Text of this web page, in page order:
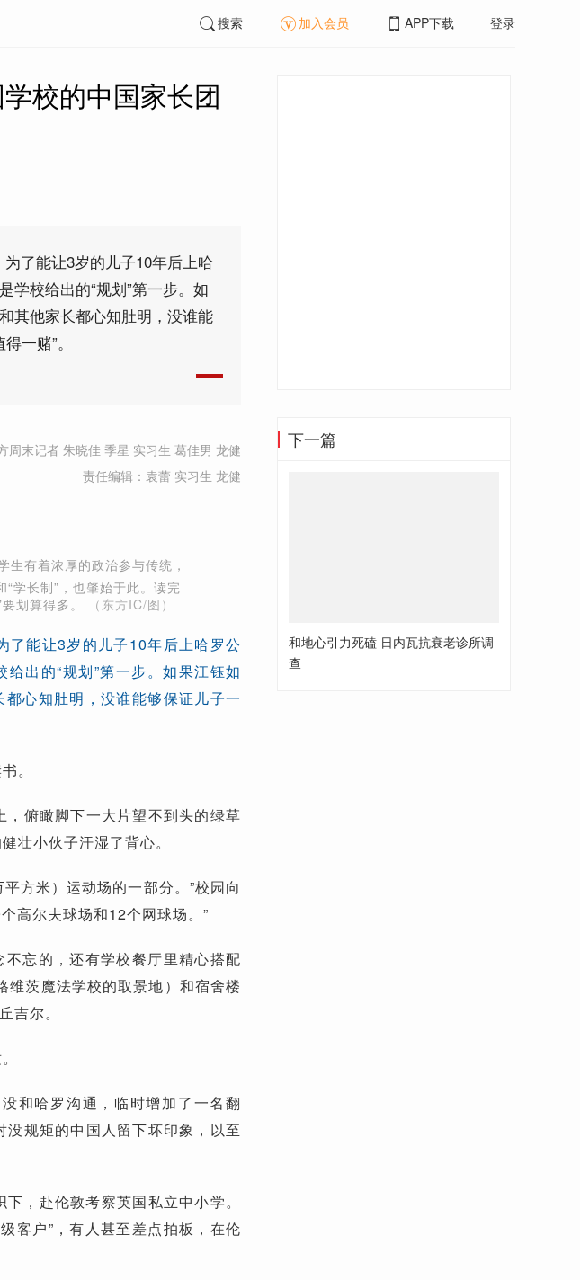
搜索 加入会员 APP下载 登录
校的中国家长团
了能让3岁的儿子10年后上哈
校给出的“规划”第一步。如
其他家长都心知肚明，没谁能
一赌”。
周末记者 朱晓佳 季星 实习生 葛佳男 龙健
责任编辑：袁蕾 实习生 龙健
有着浓厚的政治参与传统，
学长制”，也肇始于此。读完
划算得多。
（东方IC/图）
了能让3岁的儿子10年后上哈罗公
出的“规划”第一步。如果江钰如
心知肚明，没谁能够保证儿子一
。
俯瞰脚下一大片望不到头的绿草
小伙子汗湿了背心。
方米）运动场的一部分。”校园向
高尔夫球场和12个网球场。”
忘的，还有学校餐厅里精心搭配
维茨魔法学校的取景地）和宿舍楼
尔。
和哈罗沟通，临时增加了一名翻
规矩的中国人留下坏印象，以至
，赴伦敦考察英国私立中小学。
客户”，有人甚至差点拍板，在伦
下一篇
和地心引力死磕 日内瓦抗衰老诊所调
查